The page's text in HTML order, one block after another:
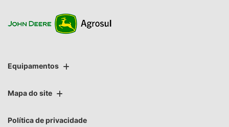
Equipamentos
Mapa do site
Política de privacidade